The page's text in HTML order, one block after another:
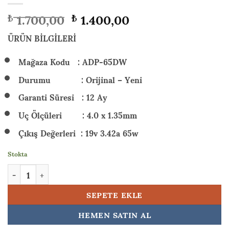
₺1.700,00 Orijinal
fiyat:
₺ 1.700,00.
₺1.400,00Şuandaki
ÜRÜN BİLGİLERİ
Mağaza Kodu : ADP-65DW
Durumu : Orijinal – Yeni
Garanti Süresi : 12 Ay
Uç Ölçüleri : 4.0 x 1.35mm
Çıkış Değerleri : 19v 3.42a 65w
Stokta
Asus X515EA-BQ1830W23 Orijinal Adaptör Şarj Aleti 19v 3.42a
SEPETE EKLE
HEMEN SATIN AL